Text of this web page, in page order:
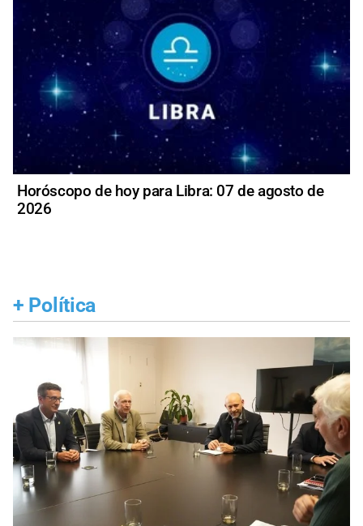
Horóscopo de hoy para Libra: 07 de agosto de
2026
+ Política